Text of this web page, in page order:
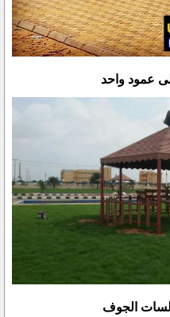
عمود واحد
الجوف